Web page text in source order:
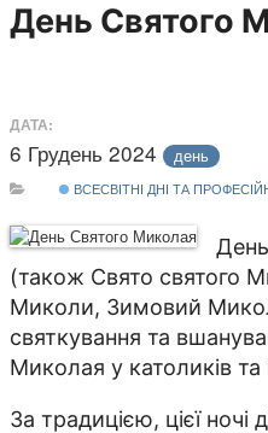
День Святого
ДАТА:
6 Грудень 2024 день
ВСЕСВІТНІ ДНІ ТА
(також Свято святого
Миколи, Зимовий
святкування та
Миколая у католиків
За традицією, цієї ночі